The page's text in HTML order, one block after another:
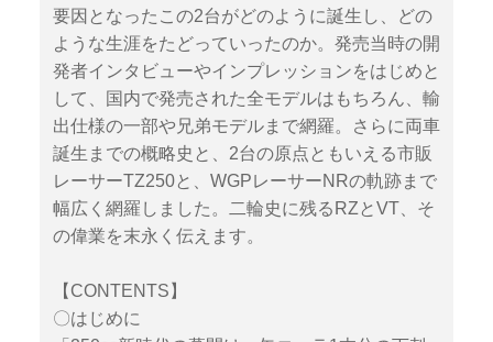
要因となったこの2台がどのように誕生し、どの
ような生涯をたどっていったのか。発売当時の開
発者インタビューやインプレッションをはじめと
して、国内で発売された全モデルはもちろん、輸
出仕様の一部や兄弟モデルまで網羅。さらに両車
誕生までの概略史と、2台の原点ともいえる市販
レーサーTZ250と、WGPレーサーNRの軌跡まで
幅広く網羅しました。二輪史に残るRZとVT、そ
の偉業を末永く伝えます。
【CONTENTS】
〇はじめに